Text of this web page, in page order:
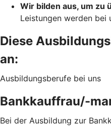
Wir bilden aus, um zu
Leistungen werden bei
Diese
an:
Ausbildungsberufe bei uns
Bankkauffrau/-
Bei der Ausbildung zur